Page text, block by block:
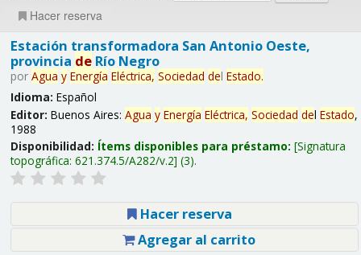
Hacer reserva
Estación transformadora San Antonio Oeste,
provincia deRío Negro
por Agua y Energía Eléctrica, Sociedad del Estado.
Idioma: Español
Editor: Buenos Aires: Agua y Energía Eléctrica, Sociedad del Estado,
1988
Disponibilidad: Ítems disponibles para préstamo: Signatura
topográfica: 621.374.5/A282/v.2 (3).
Hacer reserva
Agregar al carrito